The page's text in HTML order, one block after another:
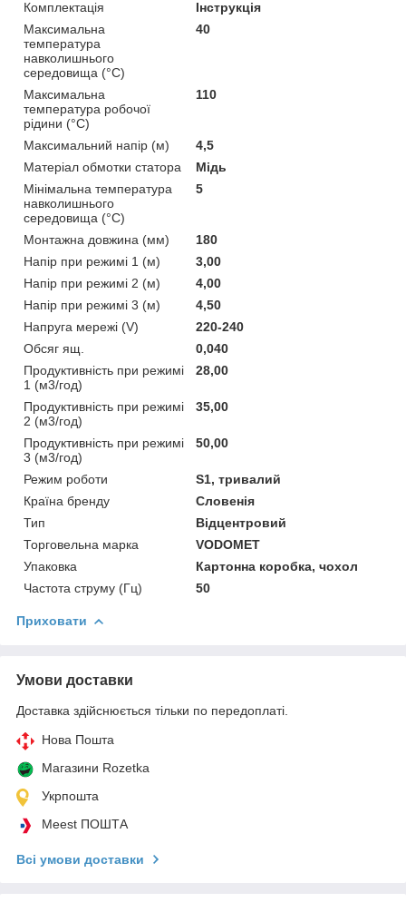
Комплектація
Інструкція
Максимальна
температура
навколишнього
середовища (°С)
40
Максимальна
температура робочої
рідини (°С)
110
Максимальний напір (м)
4,5
Матеріал обмотки статора
Мідь
Мінімальна температура
навколишнього
середовища (°С)
5
Монтажна довжина (мм)
180
Напір при режимі 1 (м)
3,00
Напір при режимі 2 (м)
4,00
Напір при режимі 3 (м)
4,50
Напруга мережі (V)
220-240
Обсяг ящ.
0,040
Продуктивність при режимі
1 (м3/год)
28,00
Продуктивність при режимі
2 (м3/год)
35,00
Продуктивність при режимі
3 (м3/год)
50,00
Режим роботи
S1, тривалий
Країна бренду
Словенія
Тип
Відцентровий
Торговельна марка
VODOMET
Упаковка
Картонна коробка, чохол
Частота струму (Гц)
50
Приховати
Умови доставки
Доставка здійснюється тільки по передоплаті.
Нова Пошта
Магазини Rozetka
Укрпошта
Meest ПОШТА
Всі умови доставки